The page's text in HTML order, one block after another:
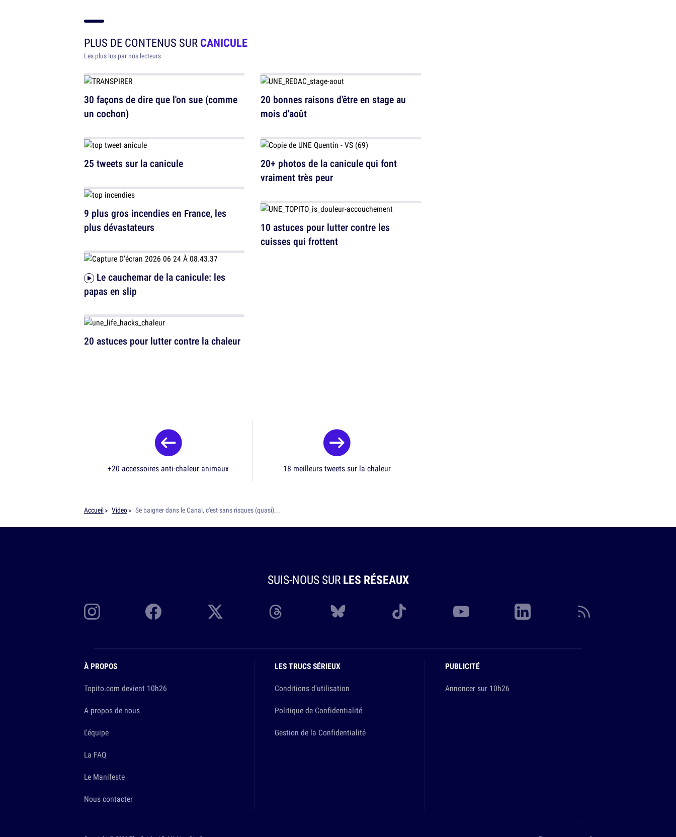
PLUS DE CONTENUS SURCANICULE
Les plus lus par nos lecteurs
30 façons de dire que l'on sue (comme
un cochon)
25 tweets sur la canicule
9 plus gros incendies en France, les
plus dévastateurs
papas en slip
20 astuces pour lutter contre la chaleur
20 bonnes raisons d'être en stage au
mois d'août
20+ photos de la canicule qui font
vraiment très peur
10 astuces pour lutter contre les
cuisses qui frottent
+20 accessoires anti-chaleur animaux 18 meilleurs tweets sur la chaleur
Accueil Video Se baigner dans le Canal, c'est sans risques (quasi)...
SUIS-NOUS SURLES RÉSEAUX
À PROPOS
Topito.com devient 10h26
A propos de nous
L'équipe
La FAQ
Le Manifeste
Nous contacter
LES TRUCS SÉRIEUX
Conditions d'utilisation
Politique de Confidentialité
Gestion de la Confidentialité
PUBLICITÉ
Annoncer sur 10h26